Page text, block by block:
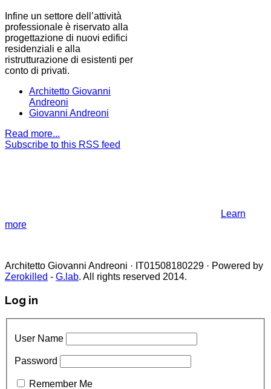
Infine un settore dell’attività
professionale è riservato alla
progettazione di nuovi edifici
residenziali e alla
ristrutturazione di esistenti per
conto di privati.
Architetto Giovanni
Andreoni
Giovanni Andreoni
Read more...
Subscribe to this RSS feed
Learn
more
Architetto Giovanni Andreoni · IT01508180229 · Powered by
Zerokilled - G.lab. All rights reserved 2014.
Log in
User Name
Password
Remember Me